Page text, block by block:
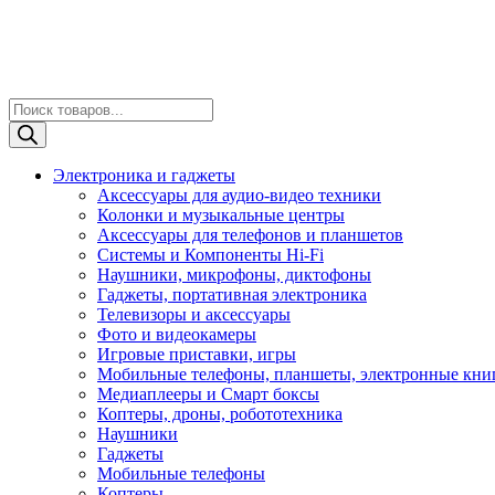
Поиск
товаров
Электроника и гаджеты
Аксессуары для аудио-видео техники
Колонки и музыкальные центры
Аксессуары для телефонов и планшетов
Системы и Компоненты Hi-Fi
Наушники, микрофоны, диктофоны
Гаджеты, портативная электроника
Телевизоры и аксессуары
Фото и видеокамеры
Игровые приставки, игры
Мобильные телефоны, планшеты, электронные
Медиаплееры и Смарт боксы
Коптеры, дроны, робототехника
Наушники
Гаджеты
Мобильные телефоны